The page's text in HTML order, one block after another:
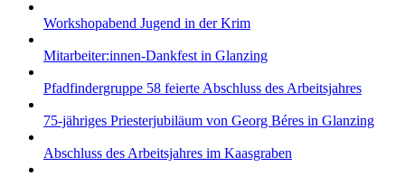
Workshopabend Jugend in der Krim
Mitarbeiter:innen-Dankfest in Glanzing
Pfadfindergruppe 58 feierte Abschluss des Arbeitsjahres
75-jähriges Priesterjubiläum von Georg Béres in Glanzing
Abschluss des Arbeitsjahres im Kaasgraben